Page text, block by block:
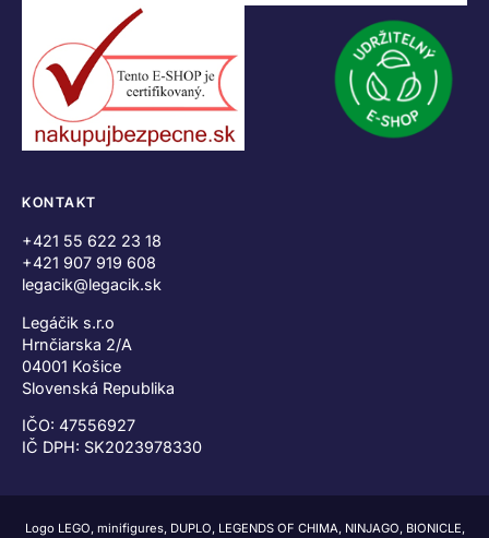
KONTAKT
+421 55 622 23 18
+421 907 919 608
legacik@legacik.sk
Legáčik s.r.o
Hrnčiarska 2/A
04001 Košice
Slovenská Republika
IČO: 47556927
IČ DPH: SK2023978330
Logo LEGO, minifigures, DUPLO, LEGENDS OF CHIMA, NINJAGO, BIONICLE,